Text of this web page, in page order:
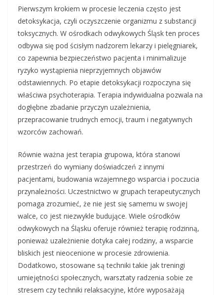
Pierwszym krokiem w procesie leczenia często jest
detoksykacja, czyli oczyszczenie organizmu z substancji
toksycznych. W ośrodkach odwykowych Śląsk ten proces
odbywa się pod ścisłym nadzorem lekarzy i pielęgniarek,
co zapewnia bezpieczeństwo pacjenta i minimalizuje
ryzyko wystąpienia nieprzyjemnych objawów
odstawiennych. Po etapie detoksykacji rozpoczyna się
właściwa psychoterapia. Terapia indywidualna pozwala na
dogłębne zbadanie przyczyn uzależnienia,
przepracowanie trudnych emocji, traum i negatywnych
wzorców zachowań.
Równie ważna jest terapia grupowa, która stanowi
przestrzeń do wymiany doświadczeń z innymi
pacjentami, budowania wzajemnego wsparcia i poczucia
przynależności. Uczestnictwo w grupach terapeutycznych
pomaga zrozumieć, że nie jest się samemu w swojej
walce, co jest niezwykle budujące. Wiele ośrodków
odwykowych na Śląsku oferuje również terapię rodzinną,
ponieważ uzależnienie dotyka całej rodziny, a wsparcie
bliskich jest nieocenione w procesie zdrowienia.
Dodatkowo, stosowane są techniki takie jak treningi
umiejętności społecznych, warsztaty radzenia sobie ze
stresem czy techniki relaksacyjne, które wyposażają